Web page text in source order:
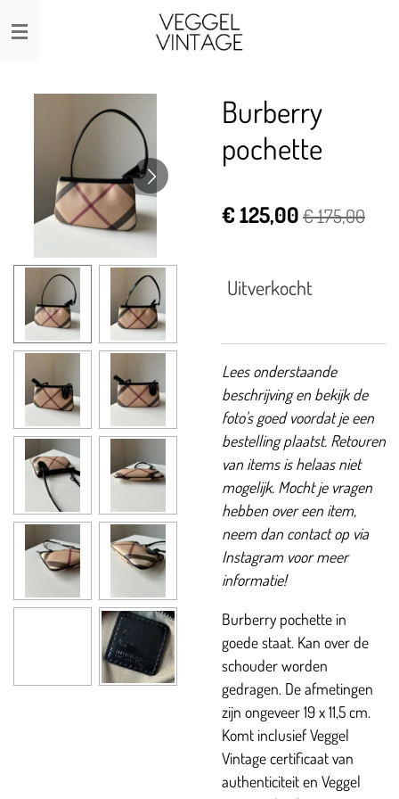
Ga
direct
hoofdinhoud
Burberry
pochette
€ 125,00€ 175,00
Uitverkocht
Lees onderstaande
beschrijving en bekijk de
foto's goed voordat je een
bestelling plaatst. Retouren
van items is helaas niet
mogelijk. Mocht je vragen
hebben over een item,
neem dan contact op via
Instagram voor meer
informatie!
Burberry pochette in
goede staat. Kan over de
schouder worden
gedragen. De afmetingen
zijn ongeveer 19 x 11,5 cm.
Komt inclusief Veggel
Vintage certificaat van
authenticiteit en Veggel